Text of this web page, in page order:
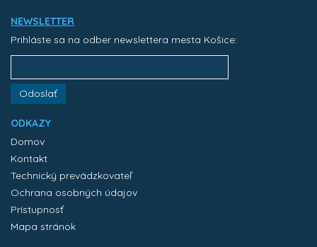
NEWSLETTER
Prihláste sa na odber newslettera mesta Košice:
Odoslať
ODKAZY
Domov
Kontakt
Technický prevádzkovateľ
Ochrana osobných údajov
Prístupnosť
Mapa stránok